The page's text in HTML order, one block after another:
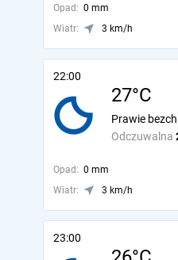
Opad: 0 mm
Wiatr:
3 km/h
22:00
27°C
Odczuwalna
Prawie
Opad: 0 mm
Wiatr:
3 km/h
23:00